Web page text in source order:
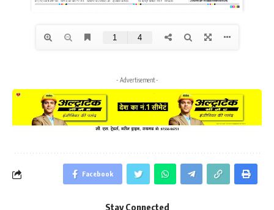
- Advertisement -
Facebook
Stay Connected